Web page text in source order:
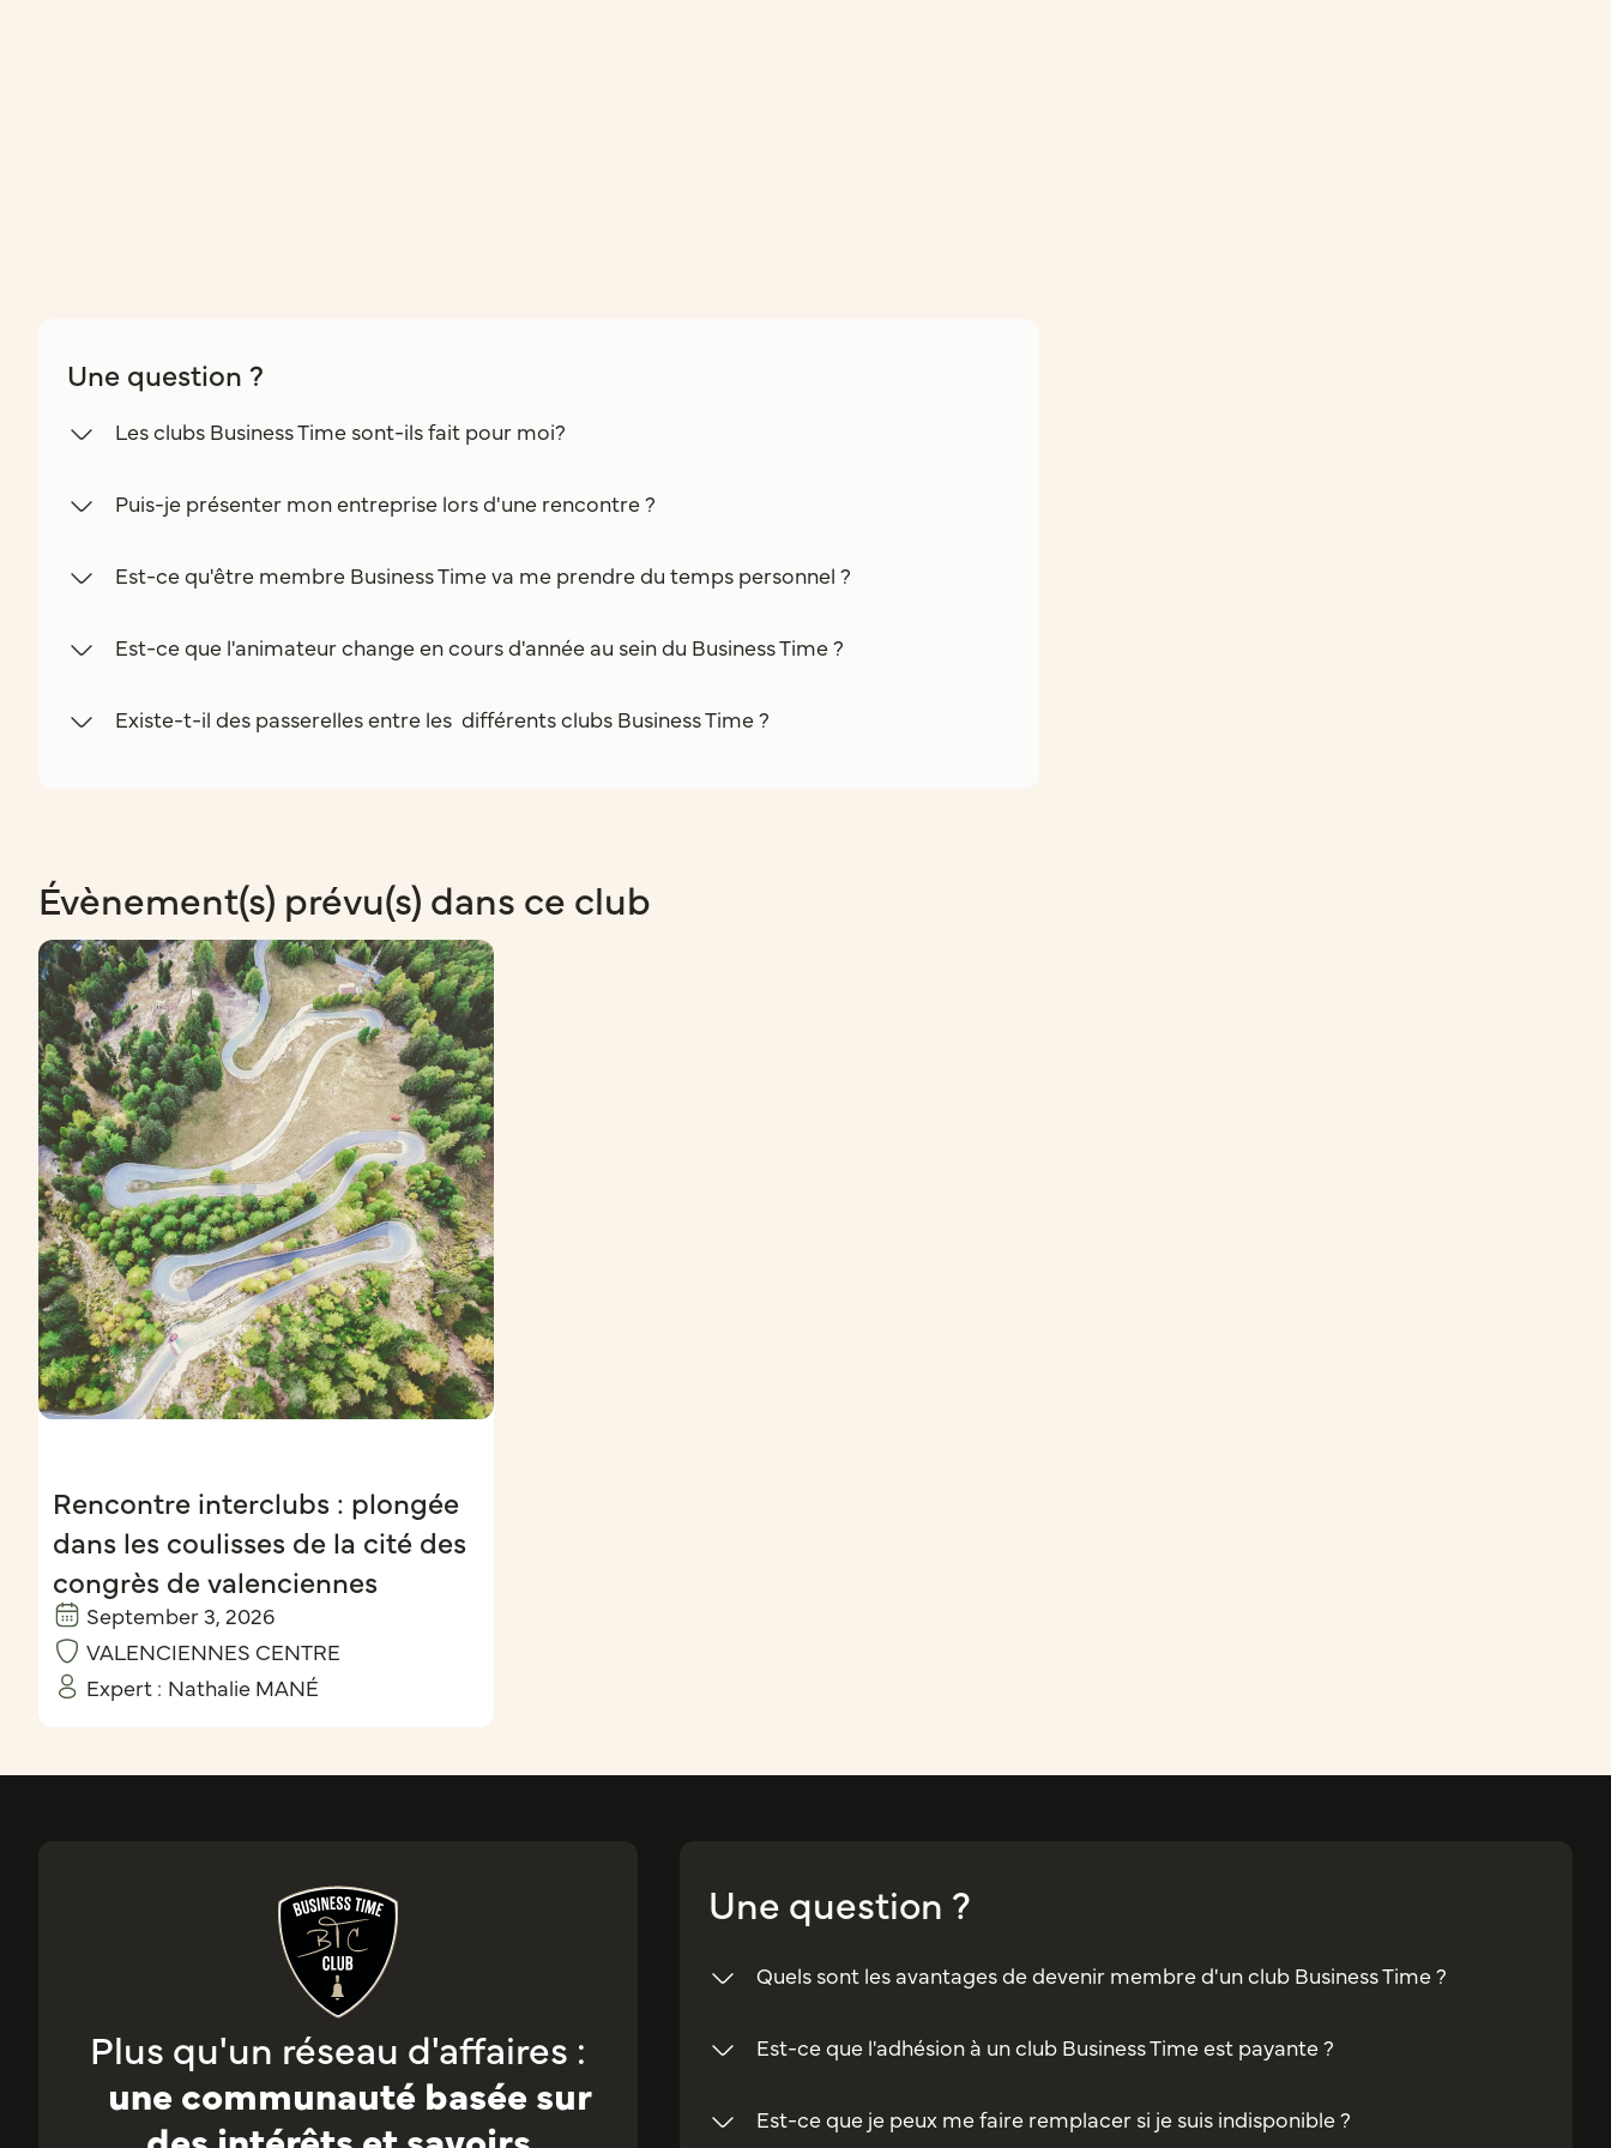
Une question ?
Les clubs Business Time sont-ils fait pour moi?
Puis-je présenter mon entreprise lors d'une rencontre ?
Est-ce qu'être membre Business Time va me prendre du temps personnel ?
Est-ce que l'animateur change en cours d'année au sein du Business Time ?
Existe-t-il des passerelles entre les différents clubs Business Time ?
Évènement(s) prévu(s) dans ce club
Rencontre interclubs : plongée
dans les coulisses de la cité des
congrès de valenciennes
September 3, 2026
VALENCIENNES CENTRE
Expert : Nathalie MANÉ
Plus qu'un réseau d'affaires :
une communauté basée sur
Une question ?
Quels sont les avantages de devenir membre d'un club Business Time ?
Est-ce que l'adhésion à un club Business Time est payante ?
Est-ce que je peux me faire remplacer si je suis indisponible ?